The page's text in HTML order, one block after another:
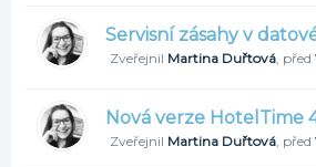
Servisní zásahy v
Zveřejnil Martina Duřtová, před
Nová verze HotelTime
Zveřejnil Martina Duřtová, před